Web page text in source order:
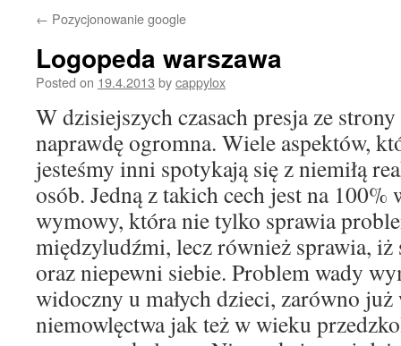
← Pozycjonowanie google
Logopeda warszawa
Posted on 19.4.2013 bycappylox
W dzisiejszych czasach presja ze
naprawdę ogromna. Wiele aspektów,
jesteśmy inni spotykają się z niemiłą
osób. Jedną z takich cech jest na 100%
wymowy, która nie tylko sprawia
międzyludźmi, lecz również sprawia,
oraz niepewni siebie. Problem wady
widoczny u małych dzieci, zarówno
niemowlęctwa jak też w wieku